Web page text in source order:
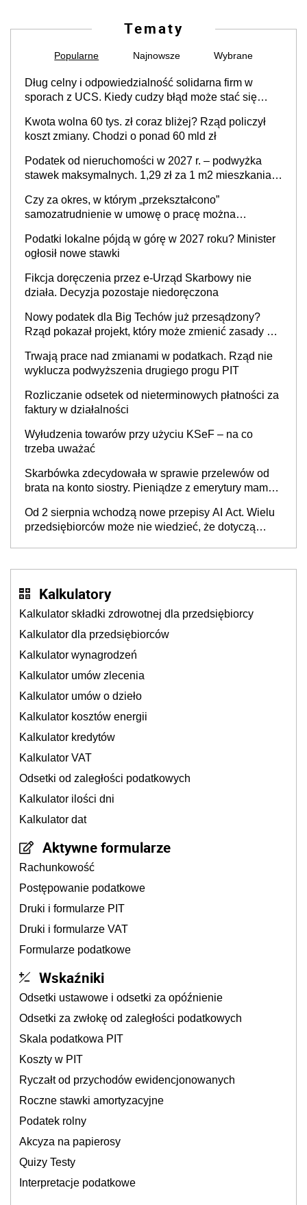
Tematy
Popularne Najnowsze Wybrane
Dług celny i odpowiedzialność solidarna firm w
sporach z UCS. Kiedy cudzy błąd może stać się
Kwota wolna 60 tys. zł coraz bliżej? Rząd policzył
koszt zmiany. Chodzi o ponad 60 mld zł
Podatek od nieruchomości w 2027 r. – podwyżka
stawek maksymalnych. 1,29 zł za 1 m2 mieszkania,
prowadzeniem działalności gospodarczej
Czy za okres, w którym „przekształcono”
samozatrudnienie w umowę o pracę można
cywilnoprawnej jedynym racjonalnym wyjściem
Podatki lokalne pójdą w górę w 2027 roku? Minister
ogłosił nowe stawki
Fikcja doręczenia przez e-Urząd Skarbowy nie
działa. Decyzja pozostaje niedoręczona
Nowy podatek dla Big Techów już przesądzony?
Rząd pokazał projekt, który może zmienić zasady gry
Trwają prace nad zmianami w podatkach. Rząd nie
wyklucza podwyższenia drugiego progu PIT
Rozliczanie odsetek od nieterminowych płatności za
faktury w działalności
Wyłudzenia towarów przy użyciu KSeF – na co
trzeba uważać
Skarbówka zdecydowała w sprawie przelewów od
brata na konto siostry. Pieniądze z emerytury mamy
będzie
Od 2 sierpnia wchodzą nowe przepisy AI Act. Wielu
przedsiębiorców może nie wiedzieć, że dotyczą
Kalkulatory
Kalkulator składki zdrowotnej dla przedsiębiorcy
Kalkulator dla przedsiębiorców
Kalkulator wynagrodzeń
Kalkulator umów zlecenia
Kalkulator umów o dzieło
Kalkulator kosztów energii
Kalkulator kredytów
Kalkulator VAT
Odsetki od zaległości podatkowych
Kalkulator ilości dni
Kalkulator dat
Aktywne formularze
Rachunkowość
Postępowanie podatkowe
Druki i formularze PIT
Druki i formularze VAT
Formularze podatkowe
Wskaźniki
Odsetki ustawowe i odsetki za opóźnienie
Odsetki za zwłokę od zaległości podatkowych
Skala podatkowa PIT
Koszty w PIT
Ryczałt od przychodów ewidencjonowanych
Roczne stawki amortyzacyjne
Podatek rolny
Akcyza na papierosy
Quizy Testy
Interpretacje podatkowe